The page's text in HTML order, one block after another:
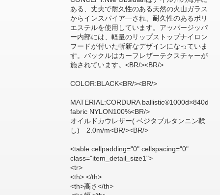
ある、丈夫で耐久性のある天然の火山ガラス
からインスパイア―され、耐久性のあるポリ
エステルを使用しています。アッパージッパ
ー内部には、軽量のリップストップナイロン
フードが付いた斬新なデザインになっていま
す。バックルはカーフレザーテクスチャーが
施されています。<BR/><BR/>
COLOR:BLACK<BR/><BR/>
MATERIAL:CORDURA ballistic®1000d×840d
fabric NYLON100%<BR/>
オイルドカウレザー( ベジタブルタンニン鞣
し) 2.0m/m<BR/><BR/>
<table cellpadding="0" cellspacing="0"
class="item_detail_size1">
<tr>
<th> </th>
<th>高さ</th>